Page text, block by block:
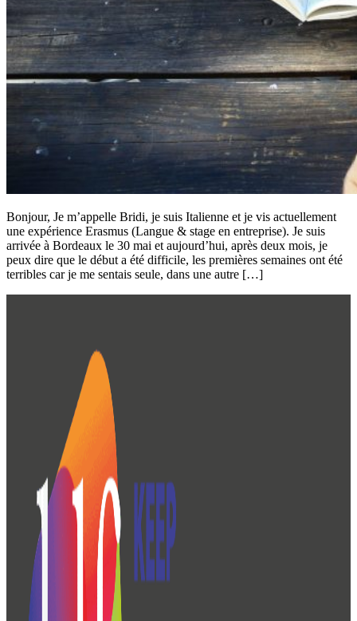
Bonjour, Je m’appelle Bridi, je suis Italienne et je vis actuellement
une expérience Erasmus (Langue & stage en entreprise). Je suis
arrivée à Bordeaux le 30 mai et aujourd’hui, après deux mois, je
peux dire que le début a été difficile, les premières semaines ont été
terribles car je me sentais seule, dans une autre […]